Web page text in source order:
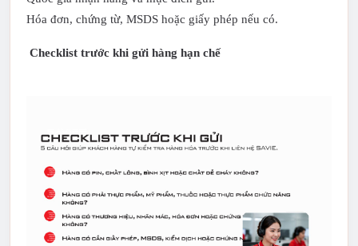
Hóa đơn, chứng từ, MSDS hoặc giấy phép nếu có.
Checklist trước khi gửi hàng hạn chế